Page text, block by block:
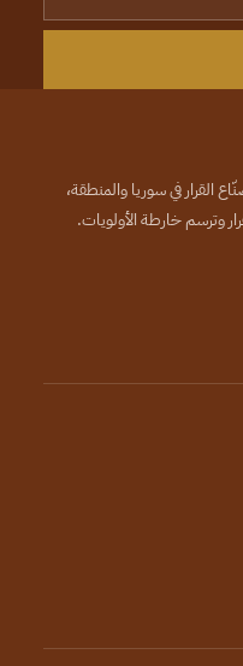
في سوريا والمنطقة،
وترسم خارطة الأولويات.